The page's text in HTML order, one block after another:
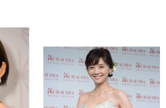
ト 90度跳ね上げ式ア
ト 3Dヘッドレスト
付き 高反発クッショ
ェア 通気性メッシュ
グ/勉強/事務用 おし
コンチェア (ホワイ
クト 幅52×奥行58.5×高さ
84～96cm テレワーク 在
宅勤務 ブラック
高さ調整 ス
応
ビジネス向け
100枚入 (x 1) (ケース